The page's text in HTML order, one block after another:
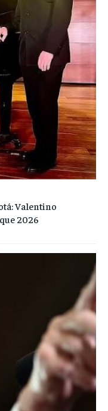
Valentino
2026